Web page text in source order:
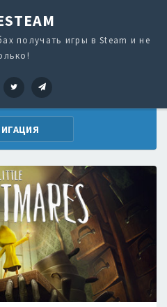
получать игры в Steam и не
VK Twitter